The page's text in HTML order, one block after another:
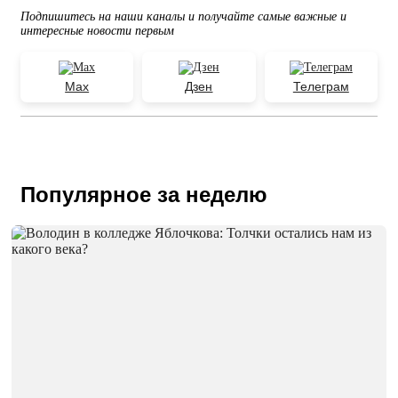
Подпишитесь на наши каналы и получайте самые важные и
интересные новости первым
Max Дзен Телеграм
Популярное за неделю